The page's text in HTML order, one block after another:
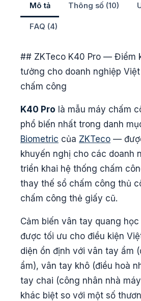
Mô tả Thông số (10)
FAQ (4)
## ZKTeco K40 Pro — Điểm
tưởng cho doanh nghiệp
chấm công
K40 Pro là mẫu máy chấm
phổ biến nhất trong danh
Biometric của ZKTeco —
khuyến nghị cho các doanh
triển khai hệ thống chấm
thay thế sổ chấm công thủ
chấm công thẻ giấy cũ.
Cảm biến vân tay quang
được tối ưu cho điều kiện
diện ổn định với vân tay ẩm
ẩm), vân tay khô (điều hoà
tay chai (công nhân nhà
khác biệt so với một số